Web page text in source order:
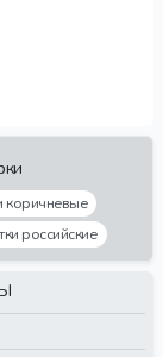
коричневые
российские